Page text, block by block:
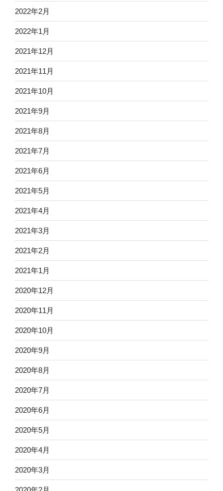
2022年2月
2022年1月
2021年12月
2021年11月
2021年10月
2021年9月
2021年8月
2021年7月
2021年6月
2021年5月
2021年4月
2021年3月
2021年2月
2021年1月
2020年12月
2020年11月
2020年10月
2020年9月
2020年8月
2020年7月
2020年6月
2020年5月
2020年4月
2020年3月